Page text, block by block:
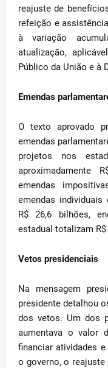
reajuste de
refeição e
à variação
atualização,
Público da União e à
Emendas
O texto aprovado
emendas
projetos nos
aproximadamente
emendas
emendas
R$ 26,6 bilhões,
estadual totalizam
Vetos presidenciais
Na mensagem
presidente detalhou
dos vetos. Um dos
aumentava o valor
financiar atividades
o governo, o